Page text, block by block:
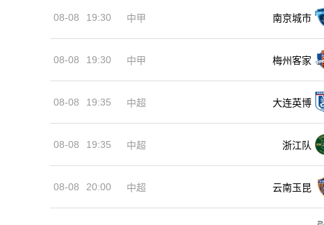
08-08 19:30 中甲 南京城市
08-08 19:30 中甲 梅州客家
08-08 19:35 中超 大连英博
08-08 19:35 中超 浙江队
08-08 20:00 中超 云南玉昆